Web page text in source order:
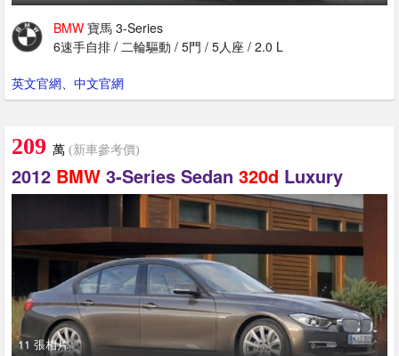
BMW 寶馬 3-Series
6速手自排 / 二輪驅動 / 5門 / 5人座 / 2.0 L
英文官網、 中文官網
209 萬 (新車參考價)
2012 BMW 3-Series Sedan 320d Luxury
11 張相片